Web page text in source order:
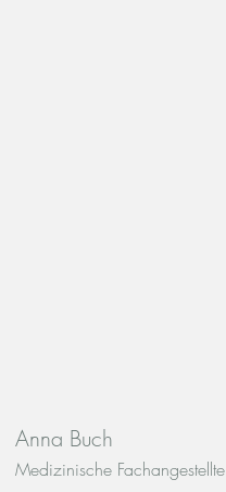
Anna Buch
Medizinische Fachangestellte